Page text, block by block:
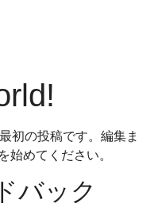
初の投稿です。編集ま
始めてください。
バック